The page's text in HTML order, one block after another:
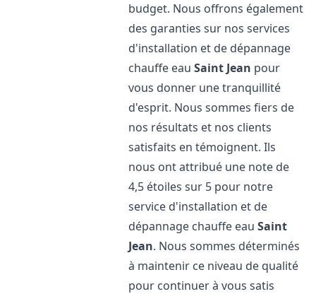
budget. Nous offrons également
des garanties sur nos services
d'installation et de dépannage
chauffe eauSaint Jean pour
vous donner une tranquillité
d'esprit. Nous sommes fiers de
nos résultats et nos clients
satisfaits en témoignent. Ils
nous ont attribué une note de
4,5 étoiles sur 5 pour notre
service d'installation et de
dépannage chauffe eauSaint
Jean. Nous sommes déterminés
à maintenir ce niveau de qualité
pour continuer à vous satis